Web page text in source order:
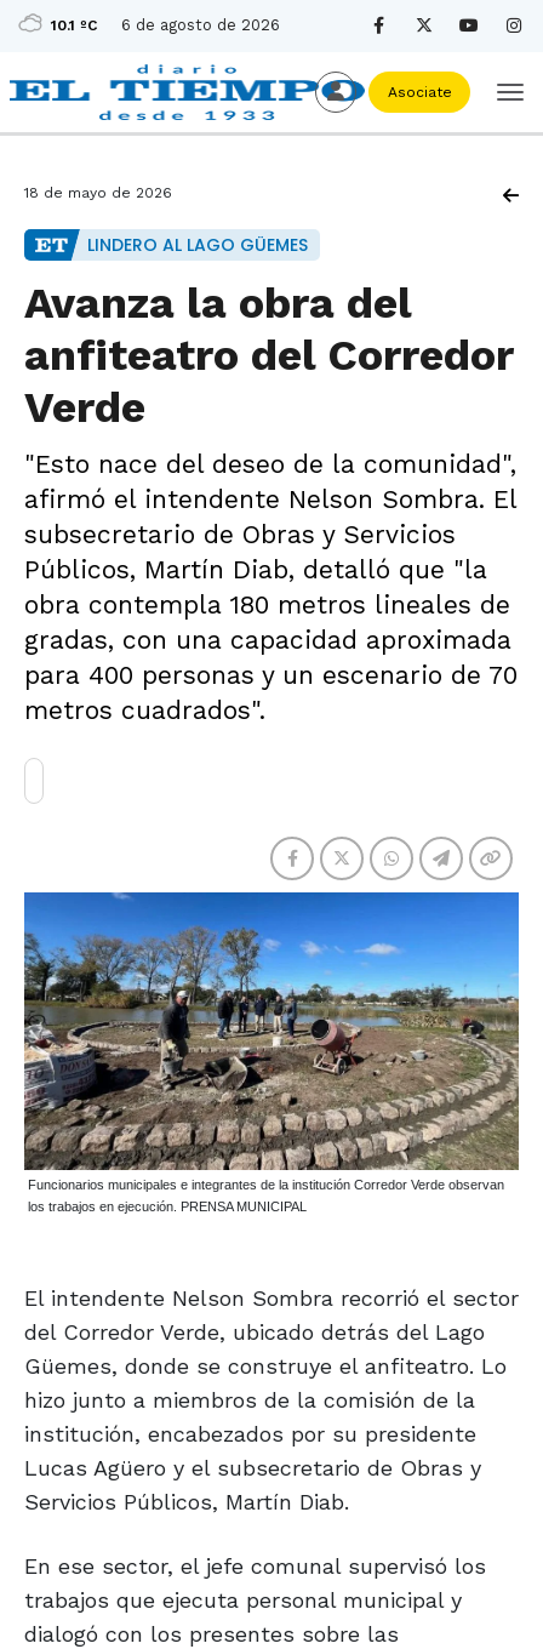
10.1 ºC 6 de agosto de 2026
Asociate
18 de mayo de 2026
LINDERO AL LAGO GÜEMES
Avanza la obra del
anfiteatro del Corredor
Verde
"Esto nace del deseo de la comunidad",
afirmó el intendente Nelson Sombra. El
subsecretario de Obras y Servicios
Públicos, Martín Diab, detalló que "la
obra contempla 180 metros lineales de
gradas, con una capacidad aproximada
para 400 personas y un escenario de 70
metros cuadrados".
Funcionarios municipales e integrantes de la institución Corredor Verde observan
los trabajos en ejecución. PRENSA MUNICIPAL
El intendente Nelson Sombra recorrió el sector
del Corredor Verde, ubicado detrás del Lago
Güemes, donde se construye el anfiteatro. Lo
hizo junto a miembros de la comisión de la
institución, encabezados por su presidente
Lucas Agüero y el subsecretario de Obras y
Servicios Públicos, Martín Diab.
En ese sector, el jefe comunal supervisó los
trabajos que ejecuta personal municipal y
dialogó con los presentes sobre las